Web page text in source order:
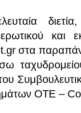
και
στα
ΟΤΕ –